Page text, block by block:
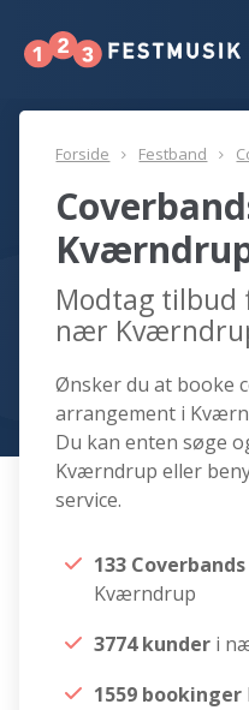
Forside Festband
Modtag tilbud
nær
Ønsker du at booke
arrangement i
Du kan enten søge
Kværndrup eller
service.
133 Coverbands
Kværndrup
3774 kunder i
1559 bookinger